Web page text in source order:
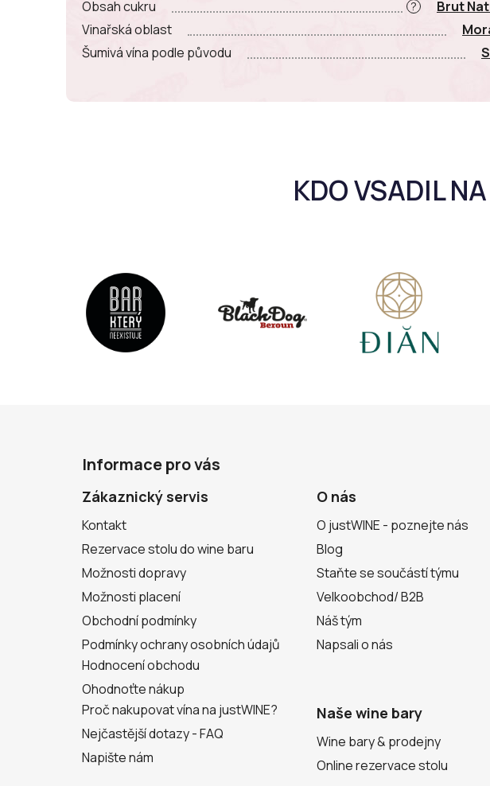
?
Obsah cukru
Brut
Vinařská oblast
Šumivá vína podle původu
Informace pro vás
Zákaznický servis
Kontakt
Rezervace stolu do wine baru
Možnosti dopravy
Možnosti placení
Obchodní podmínky
Podmínky ochrany osobních údajů
Hodnocení obchodu
Ohodnoťte nákup
Proč nakupovat vína na justWINE?
Nejčastější dotazy - FAQ
Napište nám
O nás
O justWINE - poznejte nás
Blog
Staňte se součástí týmu
Velkoobchod/ B2B
Náš tým
Napsali o nás
Naše wine bary
Wine bary & prodejny
Online rezervace stolu